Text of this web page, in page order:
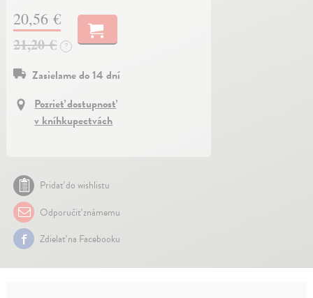
20,56 €
21,20 €
?
Zasielame do 14 dní
Pozrieť dostupnosť
v kníhkupectvách
Pridať do wishlistu
Odporučiť známemu
Zdielať na Facebooku